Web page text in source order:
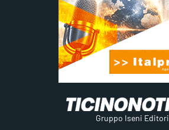
Gruppo Iseni Editori